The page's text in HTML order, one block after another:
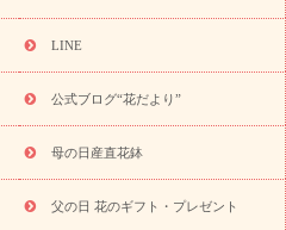
(リンドウ)
日配達特急便 お祝い商品一覧
退院祝い・快気祝い
お祝いフラワー
え・お悔やみの花
四十九日法要以
LINE
公式ブログ“花だより”
母の日産直花鉢
父の日 花のギフト・プレゼント